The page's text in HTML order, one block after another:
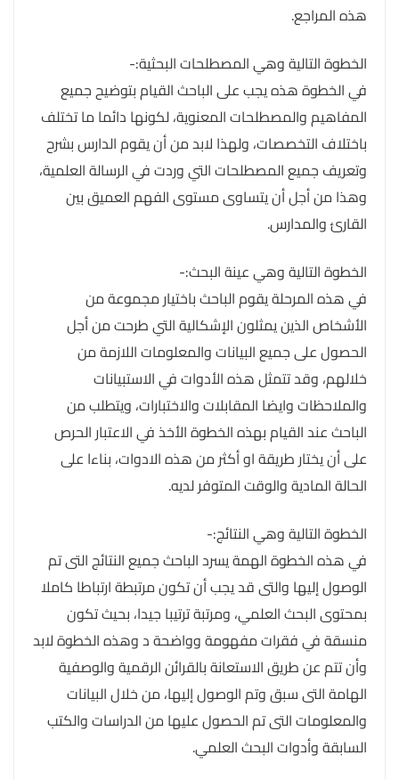
هذه المراجع.
الخطوة التالية وهي المصطلحات البحثية:-
في الخطوة هذه يجب على الباحث القيام بتوضيح جميع
المفاهيم والمصطلحات المعنوية، لكونها دائما ما تختلف
باختلاف التخصصات، ولهذا لابد من أن يقوم الدارس بشرح
وتعريف جميع المصطلحات التي وردت في الرسالة العلمية،
وهذا من أجل أن يتساوى مستوى الفهم العميق بين
القارئ والمدارس.
الخطوة التالية وهي عينة البحث:-
في هذه المرحلة يقوم الباحث باختيار مجموعة من
الأشخاص الذين يمثلون الإشكالية التي طرحت من أجل
الحصول على جميع البيانات والمعلومات اللازمة من
خلالهم، وقد تتمثل هذه الأدوات في الاستبيانات
والملاحظات وايضا المقابلات والاختبارات، ويتطلب من
الباحث عند القيام بهذه الخطوة الأخذ في الاعتبار الحرص
على أن يختار طريقة او أكثر من هذه الادوات، بناءا على
الحالة المادية والوقت المتوفر لديه.
الخطوة التالية وهي النتائج:-
في هذه الخطوة الهمة يسرد الباحث جميع النتائج التى تم
الوصول إليها والتى قد يجب أن تكون مرتبطة ارتباطا كاملا
بمحتوى البحث العلمي، ومرتبة ترتيبا جيدا، بحيث تكون
منسقة في فقرات مفهومة وواضحة د وهذه الخطوة لابد
وأن تتم عن طريق الاستعانة بالقرائن الرقمية والوصفية
الهامة التى سبق وتم الوصول إليها، من خلال البيانات
والمعلومات التى تم الحصول عليها من الدراسات والكتب
السابقة وأدوات البحث العلمي.